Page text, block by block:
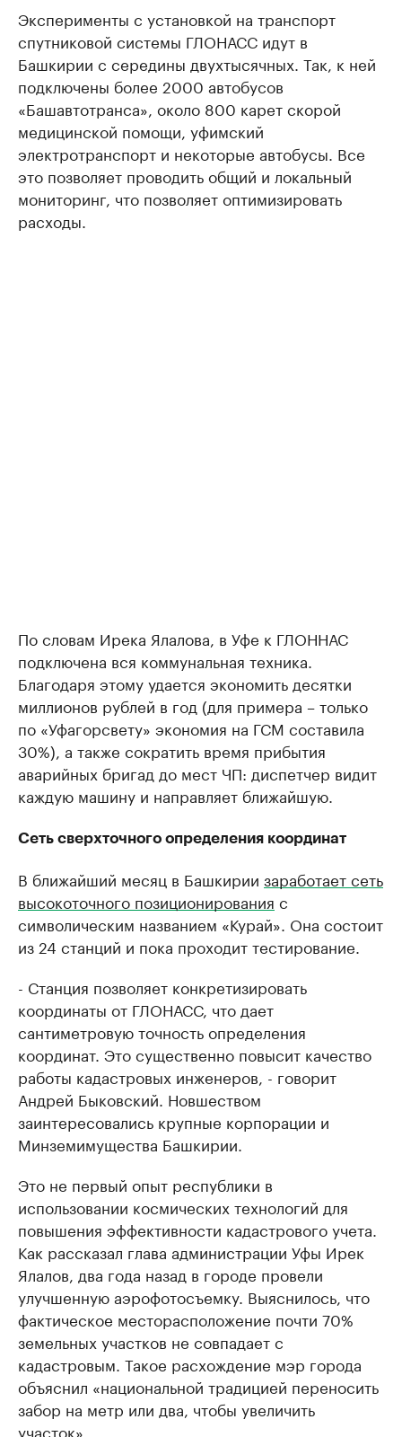
Эксперименты с установкой на транспорт
спутниковой системы ГЛОНАСС идут в
Башкирии с середины двухтысячных. Так, к ней
подключены более 2000 автобусов
«Башавтотранса», около 800 карет скорой
медицинской помощи, уфимский
электротранспорт и некоторые автобусы. Все
это позволяет проводить общий и локальный
мониторинг, что позволяет оптимизировать
расходы.
По словам Ирека Ялалова, в Уфе к ГЛОННАС
подключена вся коммунальная техника.
Благодаря этому удается экономить десятки
миллионов рублей в год (для примера – только
по «Уфагорсвету» экономия на ГСМ составила
30%), а также сократить время прибытия
аварийных бригад до мест ЧП: диспетчер видит
каждую машину и направляет ближайшую.
Сеть сверхточного определения координат
В ближайший месяц в Башкирии заработает сеть
высокоточного позиционирования с
символическим названием «Курай». Она состоит
из 24 станций и пока проходит тестирование.
- Станция позволяет конкретизировать
координаты от ГЛОНАСС, что дает
сантиметровую точность определения
координат. Это существенно повысит качество
работы кадастровых инженеров, - говорит
Андрей Быковский. Новшеством
заинтересовались крупные корпорации и
Минземимущества Башкирии.
Это не первый опыт республики в
использовании космических технологий для
повышения эффективности кадастрового учета.
Как рассказал глава администрации Уфы Ирек
Ялалов, два года назад в городе провели
улучшенную аэрофотосъемку. Выяснилось, что
фактическое месторасположение почти 70%
земельных участков не совпадает с
кадастровым. Такое расхождение мэр города
объяснил «национальной традицией переносить
забор на метр или два, чтобы увеличить
участок».